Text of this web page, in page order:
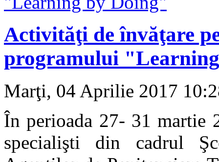
Activităţi de învăţare
programului
Marţi, 04 Aprilie 2017
În perioada 27- 31 martie
specialişti din cadrul